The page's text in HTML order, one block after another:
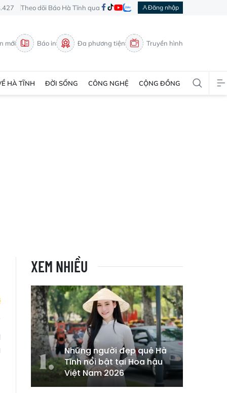
Theo dõi Báo Hà Tĩnh qua Đăng nhập
mới Báo in Đa phương tiện Truyền hình
HÀ TĨNH ĐỜI SỐNG CÔNG NGHỆ CỘNG ĐỒNG
XEM NHIỀU
Những người đẹp quê Hà
Tĩnh nổi bật tại Hoa hậu
Việt Nam 2026